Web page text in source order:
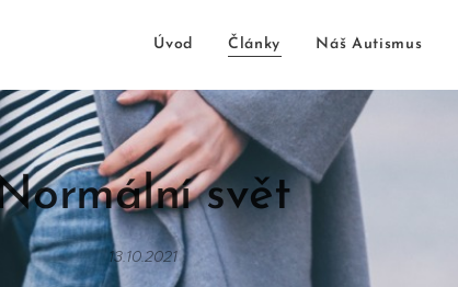
Úvod Články Náš Autismus
svět
13.10.2021